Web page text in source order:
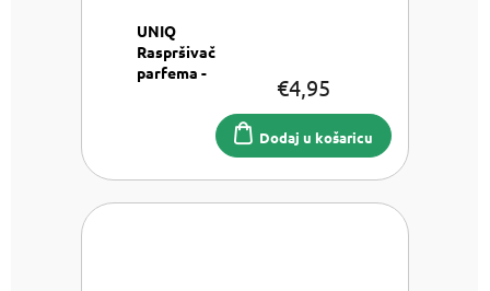
UNIQ
Raspršivač
parfema -
€4,95
Dodaj u košaricu